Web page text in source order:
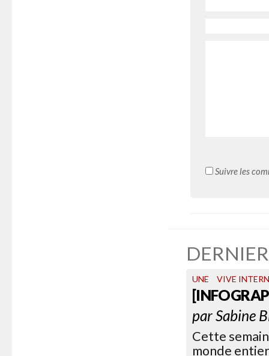
Suivre les
UNE VIVE
parSabine
Cette
monde